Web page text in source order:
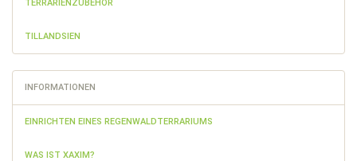
TERRARIENZUBEHÖR
TILLANDSIEN
INFORMATIONEN
EINRICHTEN EINES REGENWALDTERRARIUMS
WAS IST XAXIM?